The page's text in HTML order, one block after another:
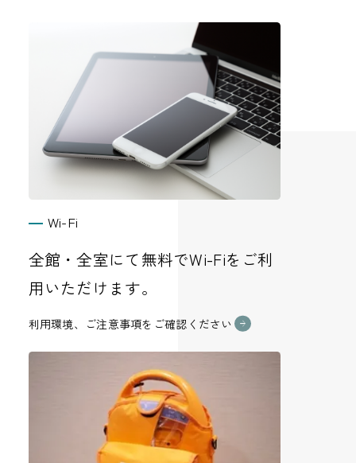
Wi-Fi
全館・全室にて無料でWi-Fiをご利
用いただけます。
利用環境、ご注意事項をご確認ください